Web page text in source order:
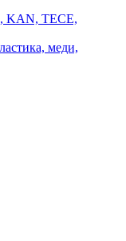
KAN, TECE,
меди,